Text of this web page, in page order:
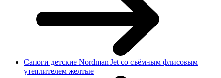
Сапоги детские Nordman Jet со съёмным флисовым
утеплителем желтые